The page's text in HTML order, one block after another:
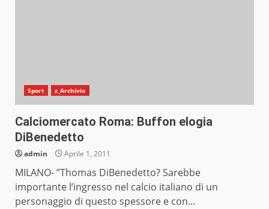
Sport z_Archivio
Calciomercato Roma: Buffon elogia
DiBenedetto
admin Aprile 1, 2011
MILANO- ”Thomas DiBenedetto? Sarebbe
importante l’ingresso nel calcio italiano di un
personaggio di questo spessore e con...